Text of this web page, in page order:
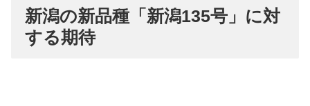
新潟の新品種「新潟135号」に対
する期待